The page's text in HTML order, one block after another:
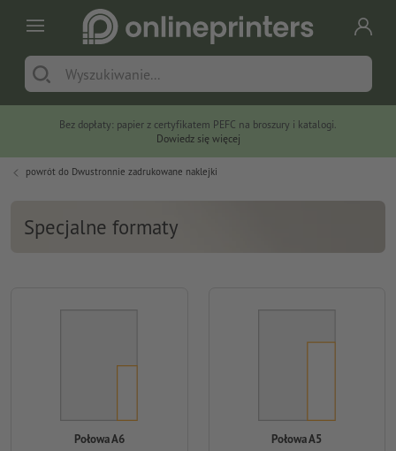
Bez dopłaty: papier z certyfikatem PEFC na broszury i katalogi.
Dowiedz się więcej
powrót do Dwustronnie zadrukowane naklejki
Specjalne formaty
Połowa A6 Połowa A5